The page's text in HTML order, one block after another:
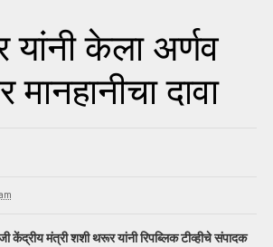
केला अर्णव
मानहानीचा दावा
केंद्रीय मंत्री शशी थरूर यांनी रिपब्लिक टीव्हीचे संपादक